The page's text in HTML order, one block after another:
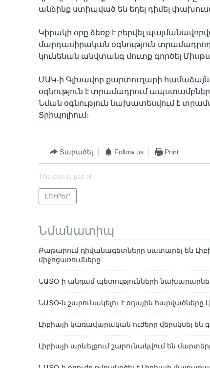
անձինք ստիպված են եղել դիմել
Կիրակի օրը ձեռք է բերվել
մարդասիրական օգնություն
կունենան անվտանգ մուտք գործել
ՄԱԿ-ի Գլխավոր քարտուղարի
օգնություն է տրամադրում
Նման օգնություն նախատեսվում է
Տրիպոլիում։
Տարածել Follow us Print
This item is part of
ԼՈՒՐԵՐ
Նմանատիպ
Քաթարում դիվանագետները սատարել են
միջոցառումները
ՆԱՏՕ-ի անդամ պետությունների
ՆԱՏՕ-ն շարունակելու է օդային հարվածները
Լիբիայի կառավարական ուժերը վերսկսել են
Լիբիայի արևելքում շարունակվում են